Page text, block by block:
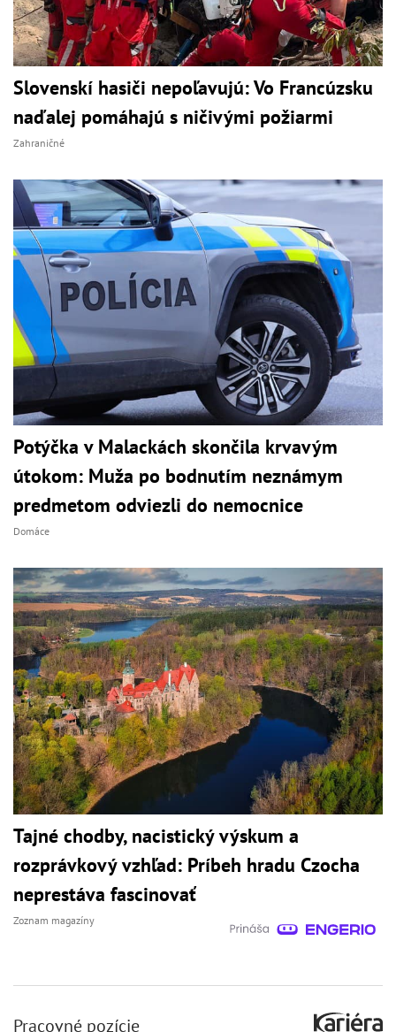
Slovenskí hasiči nepoľavujú: Vo Francúzsku
naďalej pomáhajú s ničivými požiarmi
Zahraničné
Potýčka v Malackách skončila krvavým
útokom: Muža po bodnutím neznámym
predmetom odviezli do nemocnice
Domáce
Tajné chodby, nacistický výskum a
rozprávkový vzhľad: Príbeh hradu Czocha
neprestáva fascinovať
Zoznam magazíny
Pracovné pozície